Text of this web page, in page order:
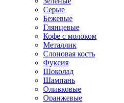
Серые
Бежевые
Глянцевые
Кофе с молоком
Металлик
Слоновая кость
Фуксия
Шоколад
Шампань
Оливковые
Оранжевые